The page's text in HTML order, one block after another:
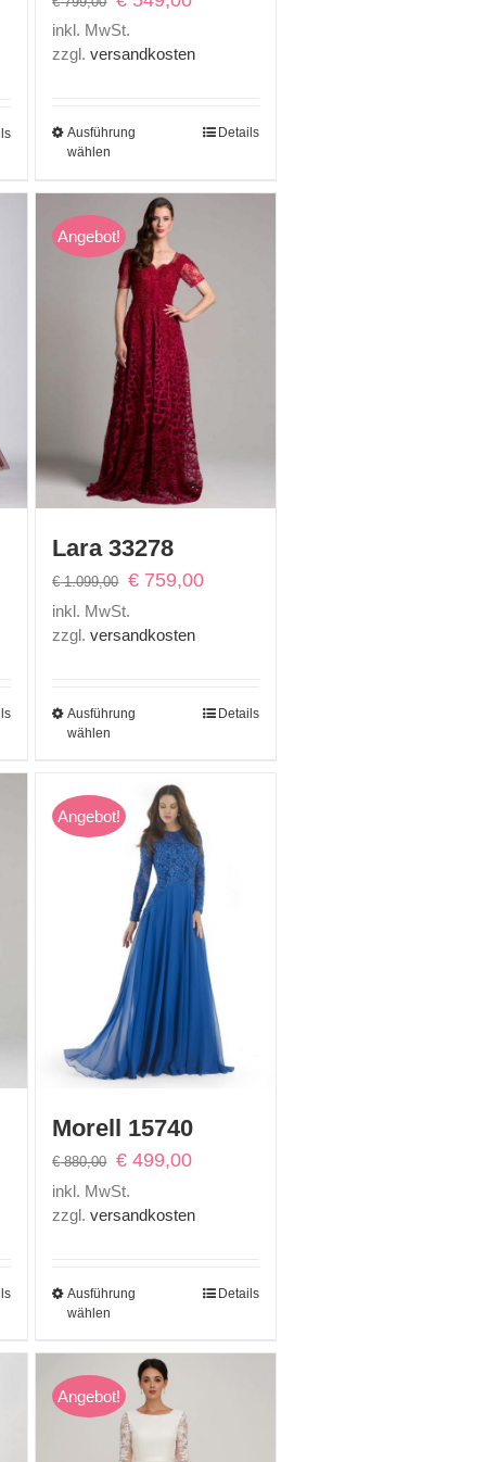
Preis
war:
inkl. MwSt.
zzgl.versandkosten
Ausführung
wählen
Details
Angebot!
Lara 33278
€1.099,00 Ursprünglicher
war:
€ 759,00Aktueller
inkl. MwSt.
zzgl.versandkosten
Ausführung
wählen
Details
Angebot!
Morell 15740
€880,00 Ursprünglicher
€ 499,00Aktueller
inkl. MwSt.
zzgl.versandkosten
Ausführung
wählen
Details
Angebot!